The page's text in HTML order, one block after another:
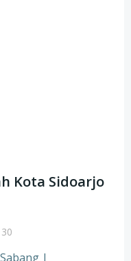
Kota Sidoarjo
30
|